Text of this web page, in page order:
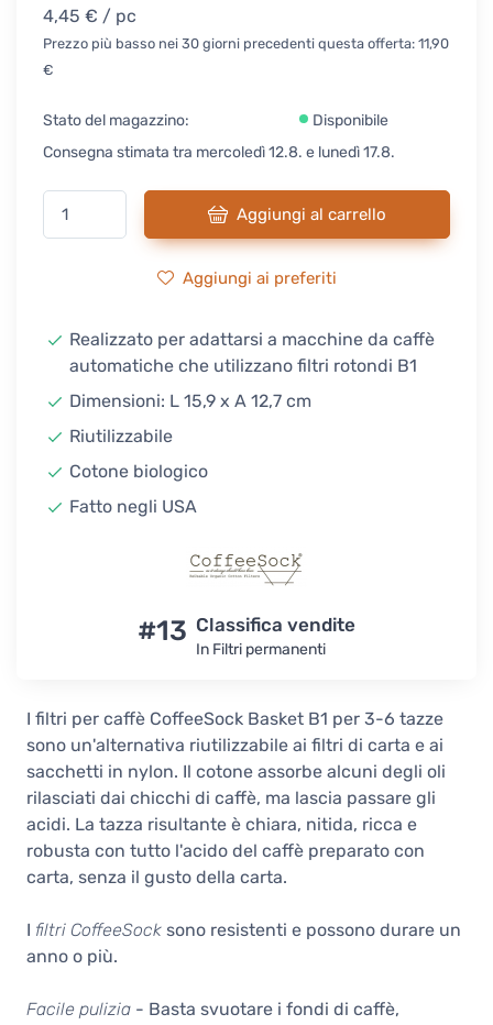
4,45 € / pc
Prezzo più basso nei 30 giorni precedenti questa offerta: 11,90
€
Stato del magazzino:
Disponibile
Consegna stimata tra mercoledì 12.8. e lunedì 17.8.
Aggiungi al carrello
Aggiungi ai preferiti
Realizzato per adattarsi a macchine da caffè
automatiche che utilizzano filtri rotondi B1
Dimensioni: L 15,9 x A 12,7 cm
Riutilizzabile
Cotone biologico
Fatto negli USA
#13 Classifica vendite
In Filtri permanenti
I filtri per caffè CoffeeSock Basket B1 per 3-6 tazze
sono un'alternativa riutilizzabile ai filtri di carta e ai
sacchetti in nylon. Il cotone assorbe alcuni degli oli
rilasciati dai chicchi di caffè, ma lascia passare gli
acidi. La tazza risultante è chiara, nitida, ricca e
robusta con tutto l'acido del caffè preparato con
carta, senza il gusto della carta.
I filtri CoffeeSock sono resistenti e possono durare un
anno o più.
Facile pulizia - Basta svuotare i fondi di caffè,